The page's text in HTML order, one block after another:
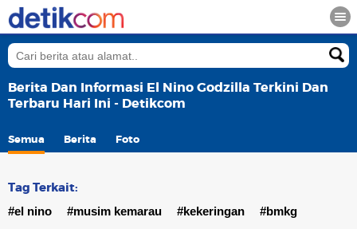
Berita Dan Informasi El Nino Godzilla Terkini Dan
Terbaru Hari Ini - Detikcom
Semua Berita Foto
Tag Terkait:
#el nino #musim kemarau #kekeringan
#bmkg